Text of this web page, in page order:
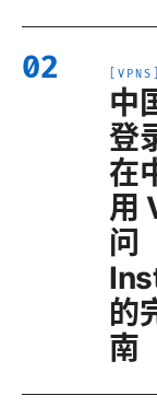
02 VPNS
中
登
在
用
问
的
南